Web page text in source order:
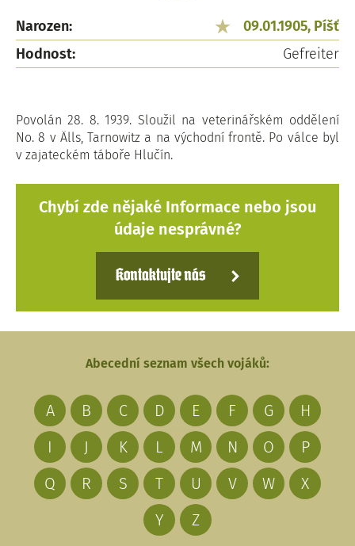
Narozen:
09.01.1905, Píšť
Hodnost:
Gefreiter
Povolán 28. 8. 1939. Sloužil na veterinářském oddělení
No. 8 v Älls, Tarnowitz a na východní frontě. Po válce byl
v zajateckém táboře Hlučín.
Chybí zde nějaké Informace nebo jsou
údaje nesprávné?
Kontaktujte nás
Abecední seznam všech vojáků:
A B C D E F G
H
I
J K L M N O
P
Q
R S T U V W
X
Y
Z